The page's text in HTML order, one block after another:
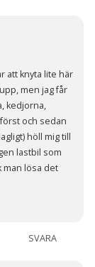
att knyta lite här
men jag får
kedjorna,
och sedan
höll mig till
lastbil som
man lösa det
SVARA